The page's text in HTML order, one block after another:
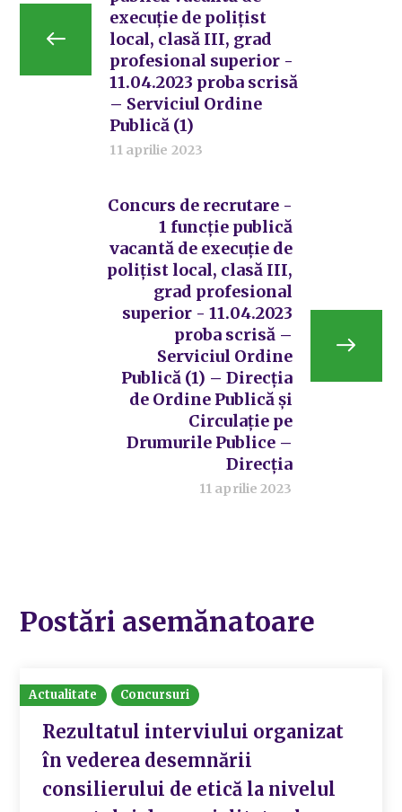
execuție de polițist
local, clasă III, grad
profesional superior -
11.04.2023 proba scrisă
– Serviciul Ordine
Publică (1)
11 aprilie 2023
Concurs de recrutare -
1 funcție publică
vacantă de execuție de
polițist local, clasă III,
grad profesional
superior - 11.04.2023
proba scrisă –
Serviciul Ordine
Publică (1) – Direcția
de Ordine Publică și
Circulație pe
Drumurile Publice –
Direcția
11 aprilie 2023
Postări asemănatoare
Actualitate Concursuri
Rezultatul interviului organizat
în vederea desemnării
consilierului de etică la nivelul